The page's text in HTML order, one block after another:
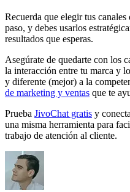
Recuerda que elegir tus
paso, y debes usarlos
resultados que esperas.
Asegúrate de quedarte con los
la interacción entre tu marca y
y diferente (mejor) a la
de marketing y ventas que te
Prueba JivoChat gratis y
una misma herramienta para
trabajo de atención al cliente.